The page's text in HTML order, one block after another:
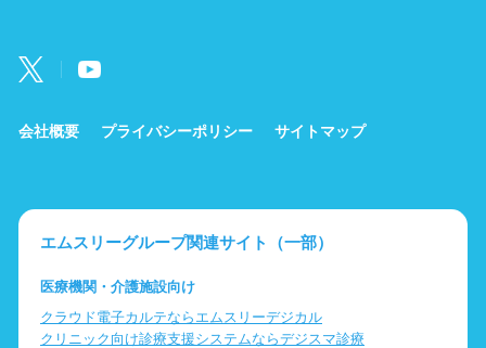
会社概要 プライバシーポリシー サイトマップ
エムスリーグループ関連サイト（一部）
医療機関・介護施設向け
クラウド電子カルテならエムスリーデジカル
クリニック向け診療支援システムならデジスマ診療